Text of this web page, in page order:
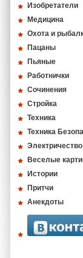
Изобретатели
Медицина
Охота и
Пацаны
Пьяные
Работнички
Сочинения
Стройка
Техника
Техника
Электричество
Веселые
Истории
Притчи
Анекдоты